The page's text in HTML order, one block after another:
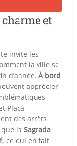
et
invite les
la ville se
d’année.À bord
apprécier
Plaça
des arrêts
que laSagrada
, ce qui en fait